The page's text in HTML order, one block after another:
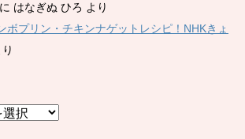
に はなぎぬ ひろ より
ボプリン・チキンナゲットレシピ！NHKきょ